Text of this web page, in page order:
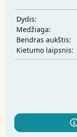
Dydis:
Medžiaga:
Bendras aukštis:
Kietumo laipsnis: